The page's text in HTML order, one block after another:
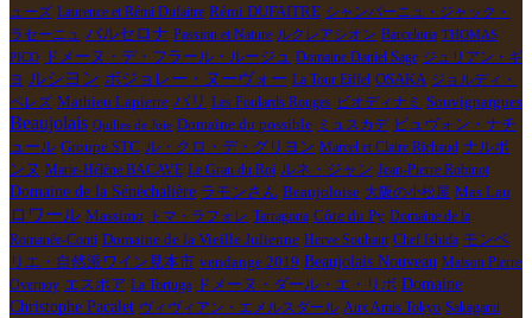
ューズ Laurence et Rémi Dufaitre Rémi DUFAITRE シャンパーニュ・ジャック・
ラセーニュ バルセロナ Passion et Nature ルクレアシオン Barcelona THOMAS
PICO
ドメーヌ・デ・フラール・ルージュ Domaine Daniel Sage ジュリアン・ギ
ヨ ルシヨン ボジョレー・ヌーヴォー La Tour Eiffel OSAKA ジョルディ・
ペレズ Mathieu Lapierre パリ Les Foulards Rouges ビオディナミ Souvignargues
Beaujolais Quilles de Joie Domaine du possible ミュスカデ ビュヴォン・ナチ
ュール Groupe STC ル・クロ・デ・グリヨン Marcel et Claire Richaud ナルボ
ンヌ Marie-Hélène BACAVE Le Grau du Roi ルネ・ジャン Jean-Pierre Robinot
Domaine de la Sénèchalière ラモンさん Beaujoloise 大阪の小松屋 Mas Lau
ロワール Massimo トマ・ラフォレ Tarragona Côte du Py Domaine de la
Romanée-Conti Domaine de la Vieille Julienne Herve Souhaut Chef Ishida モンペ
リエ・自然派ワイン見本市 vendange 2019 Beaujolais Nouveau Maison Pierre
Overnoy エスポア La Tortuga ドメーヌ・ダール・エ・リボ Domaine
Christophe Pacalet ヴィヴィアン・エメルスダール Aux Amis Tokyo Sakagami